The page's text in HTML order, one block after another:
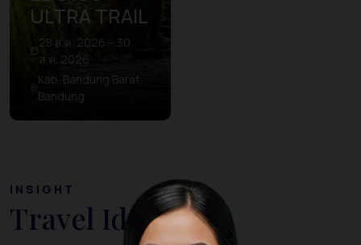
ULTRA TRAIL
28 ส.ค. 2026 – 30
ส.ค. 2026
Kab. Bandung Barat,
Bandung
INSIGHT
Travel Ideas